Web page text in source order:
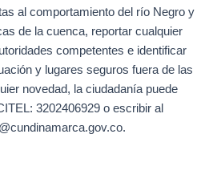
al comportamiento del río Negro y
de la cuenca, reportar cualquier
competentes e identificar
y lugares seguros fuera de las
novedad, la ciudadanía puede
3202406929 o escribir al